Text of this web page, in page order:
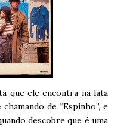
que ele encontra na lata
de “Espinho”, e
descobre que é uma